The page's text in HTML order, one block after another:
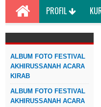
PROFIL
ALBUM FOTO FESTIVAL
AKHIRUSSANAH ACARA
KIRAB
ALBUM FOTO FESTIVAL
AKHIRUSSANAH ACARA